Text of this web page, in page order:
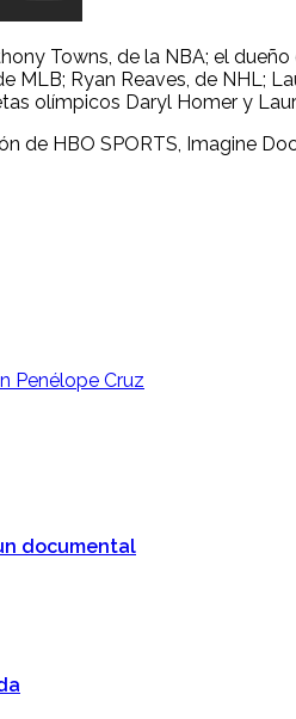
Towns, de la NBA; el
Ryan Reaves, de NHL;
olímpicos Daryl Homer y
de HBO SPORTS, Imagine
Penélope Cruz
documental